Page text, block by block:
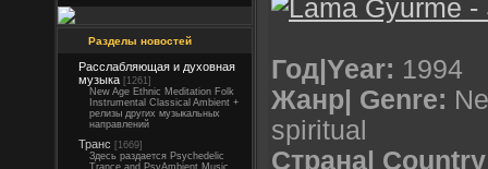
Разделы новостей
Расслабляющая и духовная
музыка [1261]
New Age Ethnic Meditation Folk
Instrumental Classical Ambient +
релизы других музыкальных
направлений
Транс [1669]
Здесь раздается Psychedelic
Trance and PsyAmbient Music.
Год|Year: 1994
Жанр| Genre:
spiritual
Страна|